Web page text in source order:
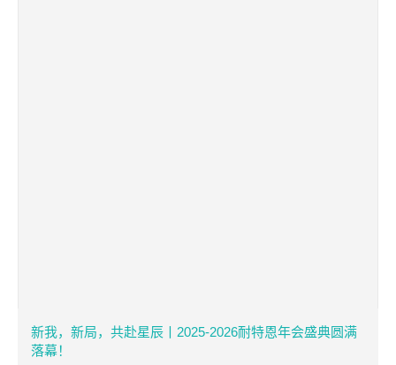
新我，新局，共赴星辰丨2025-2026耐特恩年会盛典圆满
落幕！